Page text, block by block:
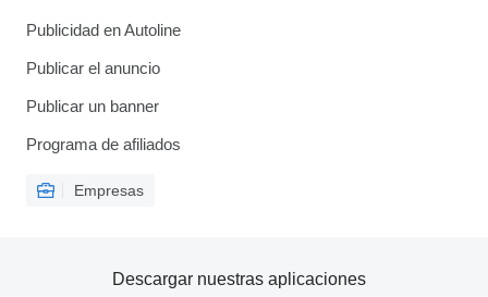
Publicidad en Autoline
Publicar el anuncio
Publicar un banner
Programa de afiliados
Empresas
Descargar nuestras aplicaciones